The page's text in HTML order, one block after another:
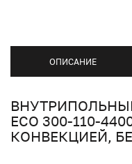
ОПИСАНИЕ
ECO 300-110-
КОНВЕКЦИЕЙ,